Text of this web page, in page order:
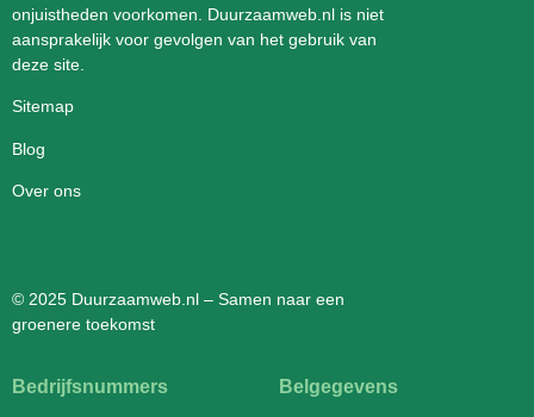
onjuistheden voorkomen. Duurzaamweb.nl is niet
aansprakelijk voor gevolgen van het gebruik van
deze site.
Sitemap
Blog
Over ons
© 2025 Duurzaamweb.nl – Samen naar een
groenere toekomst
Bedrijfsnummers Belgegevens